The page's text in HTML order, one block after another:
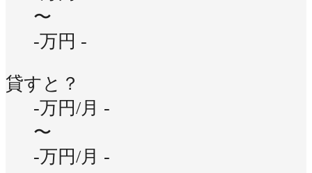
〜
-万円 -
貸すと？
-万円/月 -
〜
-万円/月 -